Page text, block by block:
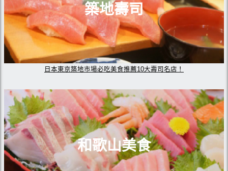
築地壽司
日本東京築地市場必吃美食推薦10大壽司名店！
和歌山美食